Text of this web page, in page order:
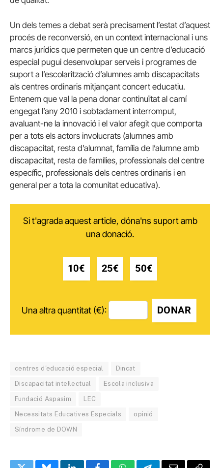
Un dels temes a debat serà precisament l’estat d’aquest
procés de reconversió, en un context internacional i uns
marcs jurídics que permeten que un centre d’educació
especial pugui desenvolupar serveis i programes de
suport a l’escolarització d’alumnes amb discapacitats
als centres ordinaris mitjançant concert educatiu.
Entenem que val la pena donar continuïtat al camí
engegat l’any 2010 i sobtadament interromput,
avaluant-ne la innovació i el valor afegit que comporta
per a tots els actors involucrats (alumnes amb
discapacitat, resta d’alumnat, família de l’alumne amb
discapacitat, resta de famílies, professionals del centre
específic, professionals dels centres ordinaris i en
general per a tota la comunitat educativa).
Si t'agrada aquest article, dóna'ns suport amb
una donació.
10€ 25€ 50€
Una altra quantitat (€): DONAR
centres d'educació especial Dincat
Discapacitat intel·lectual Escola inclusiva
Fundació Aspasim LEC
Necessitats Educatives Especials opinió
Síndrome de DOWN